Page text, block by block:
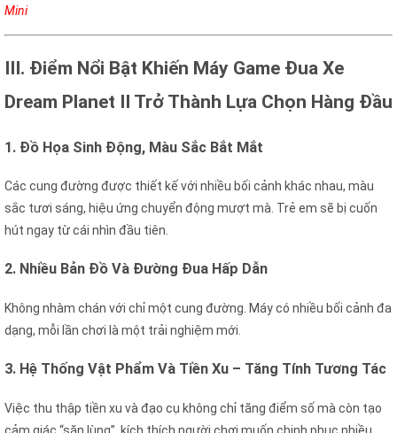
Mini
III. Điểm Nổi Bật Khiến Máy Game Đua Xe
Dream Planet II Trở Thành Lựa Chọn Hàng Đầu
1. Đồ Họa Sinh Động, Màu Sắc Bắt Mắt
Các cung đường được thiết kế với nhiều bối cảnh khác nhau, màu
sắc tươi sáng, hiệu ứng chuyển động mượt mà. Trẻ em sẽ bị cuốn
hút ngay từ cái nhìn đầu tiên.
2. Nhiều Bản Đồ Và Đường Đua Hấp Dẫn
Không nhàm chán với chỉ một cung đường. Máy có nhiều bối cảnh đa
dạng, mỗi lần chơi là một trải nghiệm mới.
3. Hệ Thống Vật Phẩm Và Tiền Xu – Tăng Tính Tương Tác
Việc thu thập tiền xu và đạo cụ không chỉ tăng điểm số mà còn tạo
cảm giác “săn lùng”, kích thích người chơi muốn chinh phục nhiều